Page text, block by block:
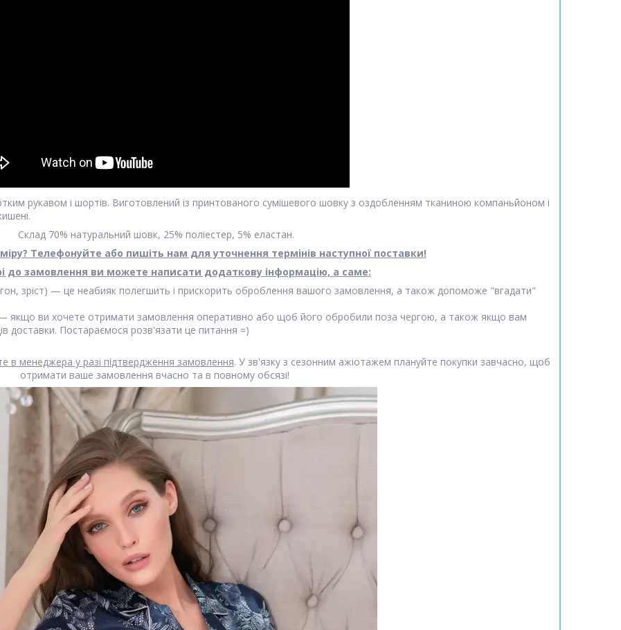
рукавом і шортів. Виготовлений із принтованого сумішевого шовку з оздобленням тканиною компаньйоном і
Склад 70% натуральний шовк, 25% поліестер, 5% еластан.
Телефонуйте або пишіть нам для уточнення термінів наступної поставки!
до замовлення ви можете написати додаткову інформацію, а саме:
зріст) — це неабияк полегшить і прискорить оброблення вашого замовлення, а також допоможе "вгадати"
якщо ви хочете отримати замовлення оперативно або щоб його обробили поза чергою, а також якщо вам
доставки. Постараємося розв'язати це питання =)
в менеджера у разі підтвердження замовлення. У зв'язку з сезонним ажіотажем плануйте покупки завчасно, щоб
отримати ваше замовлення вчасно та в повному обсязі!